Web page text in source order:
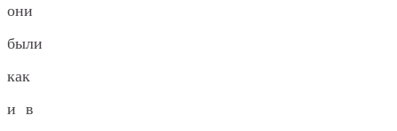
они
были
как
и в